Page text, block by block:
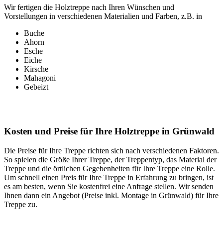
Wir fertigen die Holztreppe nach Ihren Wünschen und
Vorstellungen in verschiedenen Materialien und Farben, z.B. in
Buche
Ahorn
Esche
Eiche
Kirsche
Mahagoni
Gebeizt
Kosten und Preise für Ihre Holztreppe in Grünwald
Die Preise für Ihre Treppe richten sich nach verschiedenen Faktoren.
So spielen die Größe Ihrer Treppe, der Treppentyp, das Material der
Treppe und die örtlichen Gegebenheiten für Ihre Treppe eine Rolle.
Um schnell einen Preis für Ihre Treppe in Erfahrung zu bringen, ist
es am besten, wenn Sie kostenfrei eine Anfrage stellen. Wir senden
Ihnen dann ein Angebot (Preise inkl. Montage in Grünwald) für Ihre
Treppe zu.